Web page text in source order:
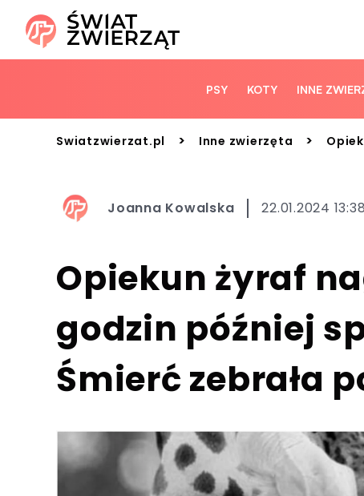
PSY KOTY INNE
Swiatzwierzat.pl > Inne zwierzęta >
Joanna Kowalska 22.01.2024 13:38
Opiekun żyraf
godzin później
Śmierć zebrała